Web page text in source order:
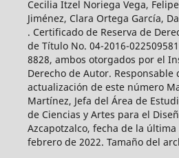
Cecilia Itzel Noriega Vega,
Jiménez, Clara Ortega García,
. Certificado de Reserva de
de Título No. 04-2016-
8828, ambos otorgados por el
Derecho de Autor. Responsable
actualización de este número
Martínez, Jefa del Área de
de Ciencias y Artes para el
Azcapotzalco, fecha de la
febrero de 2022. Tamaño del